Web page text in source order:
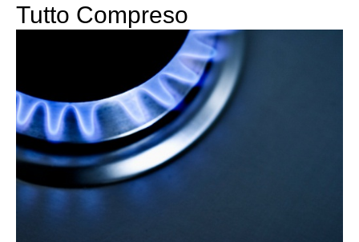
Tutto Compreso